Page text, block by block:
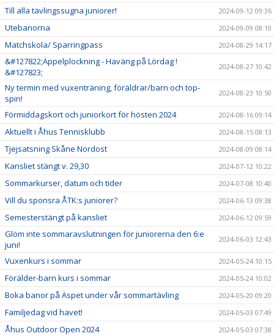
Till alla tävlingssugna juniorer! 2024-09-12 09:36
Utebanorna 2024-09-09 08:10
Matchskola/ Sparringpass 2024-08-29 14:17
&#127822;Äppelplockning - Haväng på Lördag !
&#127823;
2024-08-27 10:42
Ny termin med vuxenträning, föräldrar/barn och top-
spin!
2024-08-23 10:50
Förmiddagskort och juniorkort för hösten 2024 2024-08-16 09:14
Aktuellt i Åhus Tennisklubb 2024-08-15 08:13
Tjejsatsning Skåne Nordost 2024-08-09 08:14
Kansliet stängt v. 29,30 2024-07-12 10:22
Sommarkurser, datum och tider 2024-07-08 10:40
Vill du sponsra ÅTK:s juniorer? 2024-06-13 09:38
Semesterstängt på kansliet 2024-06-12 09:59
Glöm inte sommaravslutningen för juniorerna den 6:e
juni!
2024-06-03 12:43
Vuxenkurs i sommar 2024-05-24 10:15
Förälder-barn kurs i sommar 2024-05-24 10:02
Boka banor på Äspet under vår sommartävling 2024-05-20 09:20
Familjedag vid havet! 2024-05-03 07:49
Åhus Outdoor Open 2024 2024-05-03 07:38